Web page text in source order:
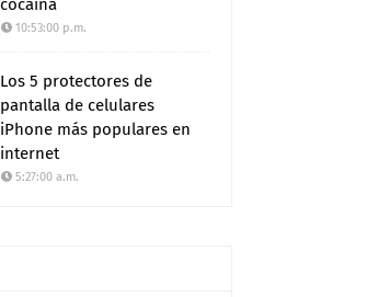
cocaína
10:53:00 p.m.
Los 5 protectores de
pantalla de celulares
iPhone más populares en
internet
5:27:00 a.m.